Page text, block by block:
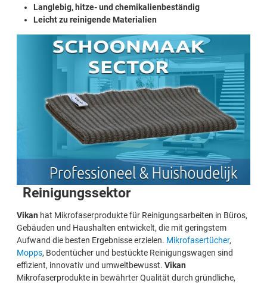
Langlebig, hitze- und chemikalienbeständig
Leicht zu reinigende Materialien
Reinigungssektor
Vikan hat Mikrofaserprodukte für Reinigungsarbeiten in Büros,
Gebäuden und Haushalten entwickelt, die mit geringstem
Aufwand die besten Ergebnisse erzielen. Mikrofasertücher,
Mopps, Bodentücher und bestückte Reinigungswagen sind
effizient, innovativ und umweltbewusst. Vikan
Mikrofaserprodukte in bewährter Qualität durch gründliche,